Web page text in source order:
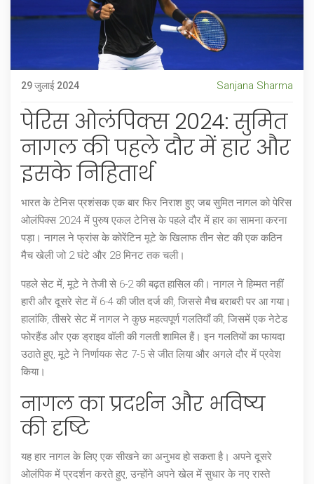
29 जुलाई 2024 Sanjana Sharma
पेरिस ओलंपिक्स 2024: सुमित
नागल की पहले दौर में हार और
इसके निहितार्थ
भारत के टेनिस प्रशंसक एक बार फिर निराश हुए जब सुमित नागल को पेरिस
ओलंपिक्स 2024 में पुरुष एकल टेनिस के पहले दौर में हार का सामना करना
पड़ा। नागल ने फ्रांस के कोरेंटिन मूटे के खिलाफ तीन सेट की एक कठिन
मैच खेली जो 2 घंटे और 28 मिनट तक चली।
पहले सेट में, मूटे ने तेजी से 6-2 की बढ़त हासिल की। नागल ने हिम्मत नहीं
हारी और दूसरे सेट में 6-4 की जीत दर्ज की, जिससे मैच बराबरी पर आ गया।
हालांकि, तीसरे सेट में नागल ने कुछ महत्वपूर्ण गलतियाँ की, जिसमें एक नेटेड
फोरहैंड और एक ड्राइव वॉली की गलती शामिल हैं। इन गलतियों का फायदा
उठाते हुए, मूटे ने निर्णायक सेट 7-5 से जीत लिया और अगले दौर में प्रवेश
किया।
नागल का प्रदर्शन और भविष्य
की दृष्टि
यह हार नागल के लिए एक सीखने का अनुभव हो सकता है। अपने दूसरे
ओलंपिक में प्रदर्शन करते हुए, उन्होंने अपने खेल में सुधार के नए रास्ते